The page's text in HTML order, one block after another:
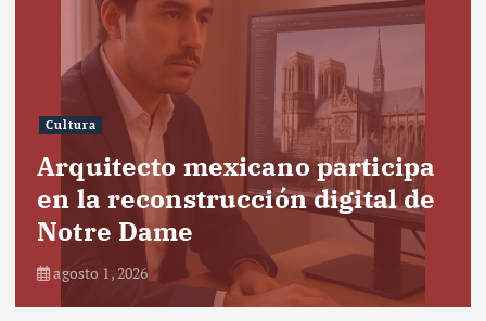
Cultura
Arquitecto mexicano participa
en la reconstrucción digital de
Notre Dame
agosto 1, 2026